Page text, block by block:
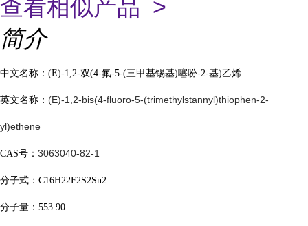
查看相似产品 >
简介
中文名称： (E)-1,2-双(4-氟-5-(三甲基锡基)噻吩-2-基)乙烯
英文名称： (E)-1,2-bis(4-fluoro-5-(trimethylstannyl)thiophen-2-
yl)ethene
CAS号： 3063040-82-1
分子式： C16H22F2S2Sn2
分子量： 553.90